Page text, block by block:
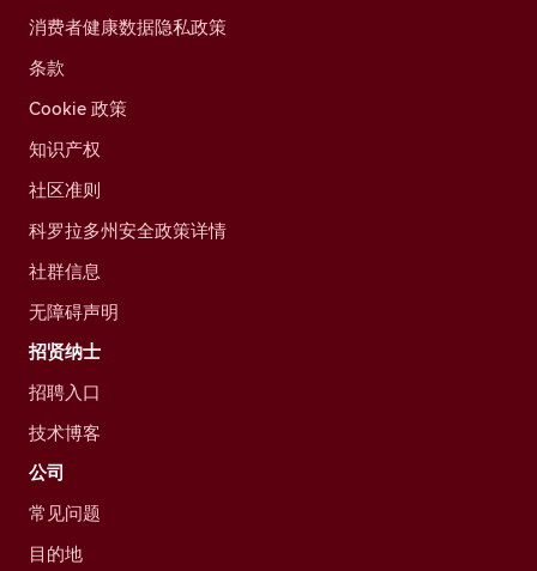
消费者健康数据隐私政策
条款
Cookie 政策
知识产权
社区准则
科罗拉多州安全政策详情
社群信息
无障碍声明
招贤纳士
招聘入口
技术博客
公司
常见问题
目的地